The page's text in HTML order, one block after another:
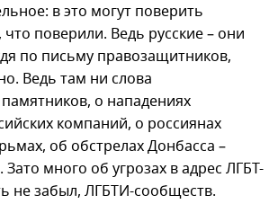
в это могут поверить
что поверили. Ведь русские – они
по письму правозащитников,
Ведь там ни слова
о нападениях
компаний, о россиянах
об обстрелах Донбасса –
Зато много об угрозах в адрес ЛГБТ-
не забыл, ЛГБТИ-сообществ.